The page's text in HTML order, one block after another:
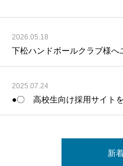
2026.05.18
下松ハンドボールクラブ様へ
2025.07.24
●〇 高校生向け採用サイト
新